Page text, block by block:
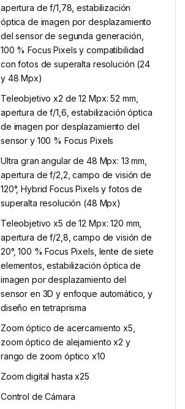
apertura de f/1,78, estabilización
óptica de imagen por desplazamiento
del sensor de segunda generación,
100 % Focus Pixels y compatibilidad
con fotos de superalta resolución (24
y 48 Mpx)
Teleobjetivo x2 de 12 Mpx: 52 mm,
apertura de f/1,6, estabilización óptica
de imagen por desplazamiento del
sensor y 100 % Focus Pixels
Ultra gran angular de 48 Mpx: 13 mm,
apertura de f/2,2, campo de visión de
120°, Hybrid Focus Pixels y fotos de
superalta resolución (48 Mpx)
Teleobjetivo x5 de 12 Mpx: 120 mm,
apertura de f/2,8, campo de visión de
20°, 100 % Focus Pixels, lente de siete
elementos, estabilización óptica de
imagen por desplazamiento del
sensor en 3D y enfoque automático, y
diseño en tetraprisma
Zoom óptico de acercamiento x5,
zoom óptico de alejamiento x2 y
rango de zoom óptico x10
Zoom digital hasta x25
Control de Cámara